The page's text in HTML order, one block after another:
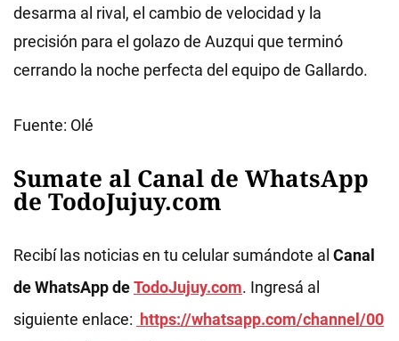
desarma al rival, el cambio de velocidad y la
precisión para el golazo de Auzqui que terminó
cerrando la noche perfecta del equipo de Gallardo.
Fuente: Olé
Sumate al Canal de WhatsApp
de TodoJujuy.com
Recibí las noticias en tu celular sumándote al Canal
de WhatsApp deTodoJujuy.com. Ingresá al
siguiente enlace: https://whatsapp.com/channel/00